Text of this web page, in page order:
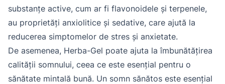
substanțe active, cum ar fi flavonoidele și terpenele,
au proprietăți anxiolitice și sedative, care ajută la
reducerea simptomelor de stres și anxietate.
De asemenea, Herba-Gel poate ajuta la îmbunătățirea
calității somnului, ceea ce este esențial pentru o
sănătate mintală bună. Un somn sănătos este esențial